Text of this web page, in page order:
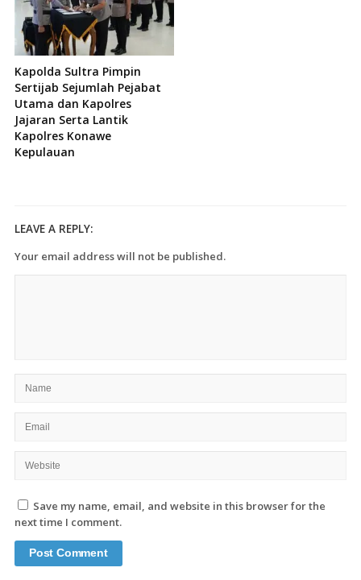
Kapolda Sultra Pimpin
Sertijab Sejumlah Pejabat
Utama dan Kapolres
Jajaran Serta Lantik
Kapolres Konawe
Kepulauan
LEAVE A REPLY:
Your email address will not be published.
Save my name, email, and website in this browser for the
next time I comment.